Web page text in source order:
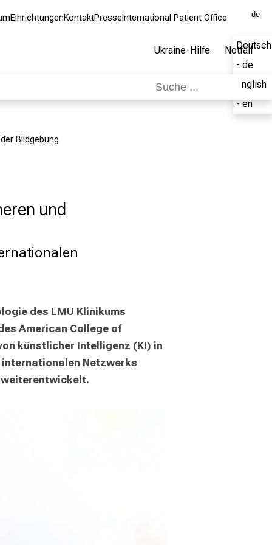
EinrichtungenKontaktPresse International Patient Office de
Deutsch
- de
English
- en
Ukraine-Hilfe Notfall
Bildgebung
und
des LMU Klinikums
American College of
künstlicher Intelligenz (KI) in
Netzwerks